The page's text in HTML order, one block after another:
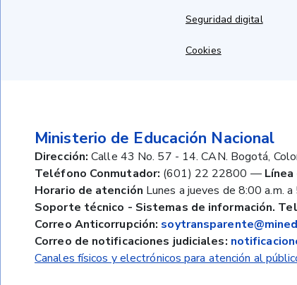
Seguridad digital
Cookies
Ministerio de Educación Nacional
Dirección: Calle 43 No. 57 - 14. CAN. Bogotá,
Teléfono Conmutador: (601) 22 22800 —
Horario de atención Lunes a jueves de 8:00 a.m.
Soporte técnico - Sistemas de información.
Correo Anticorrupción:
Correo de notificaciones judiciales:
Canales físicos y electrónicos para atención al